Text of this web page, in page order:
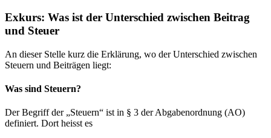
Exkurs: Was ist der Unterschied zwischen Beitrag
und Steuer
An dieser Stelle kurz die Erklärung, wo der Unterschied zwischen
Steuern und Beiträgen liegt:
Was sind Steuern?
Der Begriff der „Steuern“ ist in § 3 der Abgabenordnung (AO)
definiert. Dort heisst es